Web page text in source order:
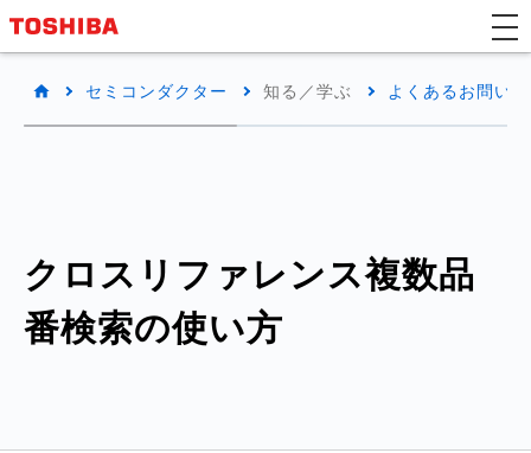
セミコンダクター 知る／学ぶ よくあるお問い
クロスリファレンス複数品
番検索の使い方